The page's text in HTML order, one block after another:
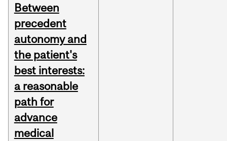
Between
precedent
autonomy and
the patient's
best interests:
a reasonable
path for
advance
medical